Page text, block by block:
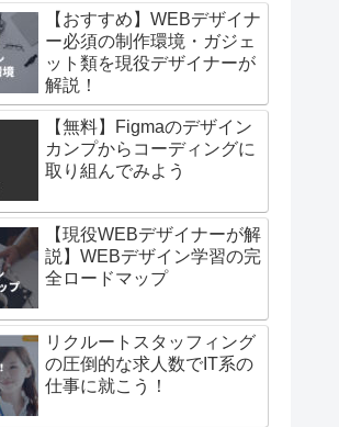
【おすすめ】WEBデザイナ
ー必須の制作環境・ガジェ
ット類を現役デザイナーが
解説！
【無料】Figmaのデザイン
カンプからコーディングに
取り組んでみよう
【現役WEBデザイナーが解
説】WEBデザイン学習の完
全ロードマップ
リクルートスタッフィング
の圧倒的な求人数でIT系の
仕事に就こう！